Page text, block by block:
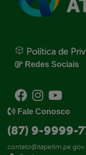
Política de
Redes Sociais
Fale Conosco
(87) 9-9999-